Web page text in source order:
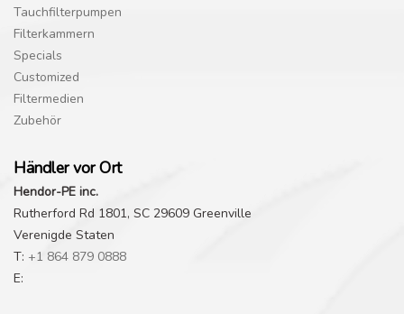
Tauchfilterpumpen
Filterkammern
Specials
Customized
Filtermedien
Zubehör
Händler vor Ort
Hendor-PE inc.
Rutherford Rd 1801, SC 29609 Greenville
Verenigde Staten
T: +1 864 879 0888
E: